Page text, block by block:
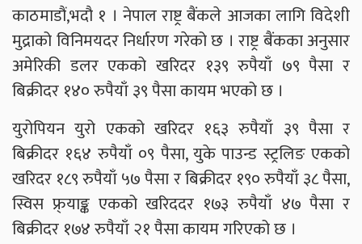
काठमाडौं,भदौ १ । नेपाल राष्ट्र बैंकले आजका लागि विदेशी
मुद्राको विनिमयदर निर्धारण गरेको छ । राष्ट्र बैंकका अनुसार
अमेरिकी डलर एकको खरिदर १३९ रुपैयाँ ७९ पैसा र
बिक्रीदर १४० रुपैयाँ ३९ पैसा कायम भएको छ ।
युरोपियन युरो एकको खरिदर १६३ रुपैयाँ ३९ पैसा र
बिक्रीदर १६४ रुपैयाँ ०९ पैसा, युके पाउन्ड स्ट्रलिङ एकको
खरिदर १८९ रुपैयाँ ५७ पैसा र बिक्रीदर १९० रुपैयाँ ३८ पैसा,
स्विस फ्र्याङ्क एकको खरिददर १७३ रुपैयाँ ४७ पैसा र
बिक्रीदर १७४ रुपैयाँ २१ पैसा कायम गरिएको छ ।